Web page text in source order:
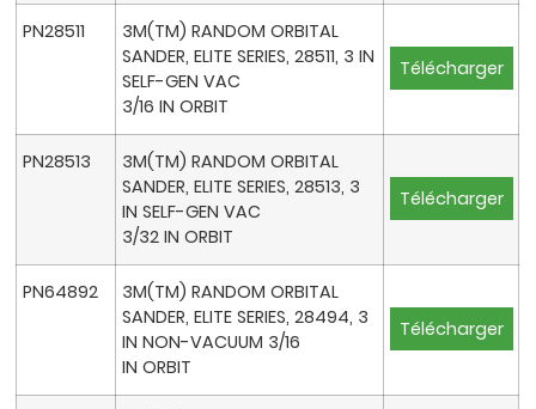
PN28511
3M(TM) RANDOM ORBITAL
SANDER, ELITE SERIES, 28511, 3 IN
SELF-GEN VAC
3/16 IN ORBIT
Télécharger
PN28513
3M(TM) RANDOM ORBITAL
SANDER, ELITE SERIES, 28513, 3
IN SELF-GEN VAC
3/32 IN ORBIT
Télécharger
PN64892
3M(TM) RANDOM ORBITAL
SANDER, ELITE SERIES, 28494, 3
IN NON-VACUUM 3/16
IN ORBIT
Télécharger